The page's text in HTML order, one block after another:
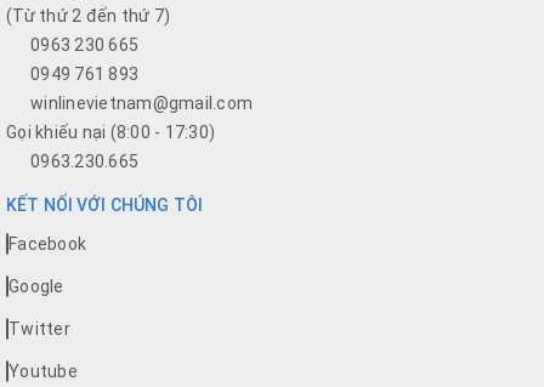
(Từ thứ 2 đến thứ 7)
0963 230 665
0949 761 893
winlinevietnam@gmail.com
Gọi khiếu nại (8:00 - 17:30)
0963.230.665
KẾT NỐI VỚI CHÚNG TÔI
Facebook
Google
Twitter
Youtube